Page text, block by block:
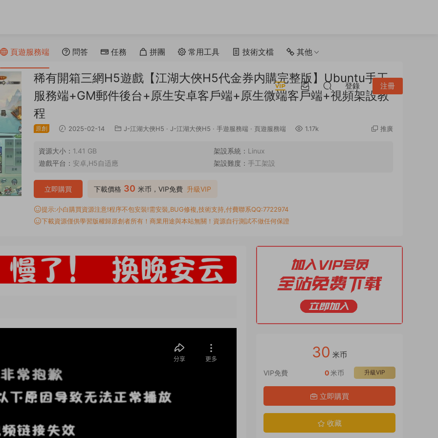
頁遊服務端 問答 任務 拼團 常用工具 技術文檔 其他
登錄 注冊
稀有開箱三網H5遊戲【江湖大俠H5代金券内購完整版】Ubuntu手工
服務端+GM郵件後台+原生安卓客戶端+原生微端客戶端+視頻架設教
程
原創 2025-02-14 J-江湖大俠H5 · J-江湖大俠H5 · 手遊服務端 · 頁遊服務端 1.17k 推廣
資源大小： 1.41 GB 架設系統： Linux
遊戲平台： 安卓,H5自适應 架設難度： 手工架設
下載價格 30 米币，VIP免費 升級VIP
立即購買
提示:小白購買資源注意!程序不包安裝!需安裝,BUG修複,技術支持,付費聯系QQ:7722974
下載資源僅供學習版權歸原創者所有！商業用途與本站無關！資源自行測試不做任何保證
30 米币
VIP免費 升級VIP
0米币
立即購買
收藏